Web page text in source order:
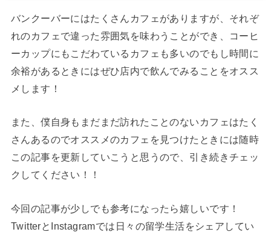
バンクーバーにはたくさんカフェがありますが、それぞ
れのカフェで違った雰囲気を味わうことができ、コーヒ
ーカップにもこだわているカフェも多いのでもし時間に
余裕があるときにはぜひ店内で飲んでみることをオスス
メします！
また、僕自身もまだまだ訪れたことのないカフェはたく
さんあるのでオススメのカフェを見つけたときには随時
この記事を更新していこうと思うので、引き続きチェッ
クしてください！！
今回の記事が少しでも参考になったら嬉しいです！
TwitterとInstagramでは日々の留学生活をシェアしてい